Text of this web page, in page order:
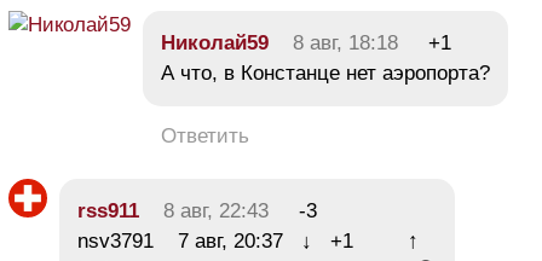
Николай59 8 авг, 18:18
+1
А что, в Констанце нет аэропорта?
Ответить
rss911 8 авг, 22:43
-3
nsv3791 7 авг, 20:37 ↓ +1 ↑